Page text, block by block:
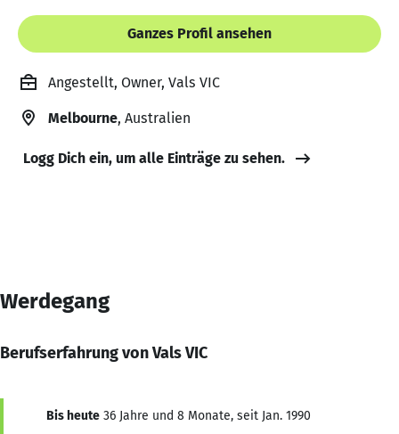
Ganzes Profil ansehen
Angestellt, Owner, Vals VIC
Melbourne, Australien
Logg Dich ein, um alle Einträge zu sehen.
Werdegang
Berufserfahrung von Vals VIC
Bis heute 36 Jahre und 8 Monate, seit Jan. 1990